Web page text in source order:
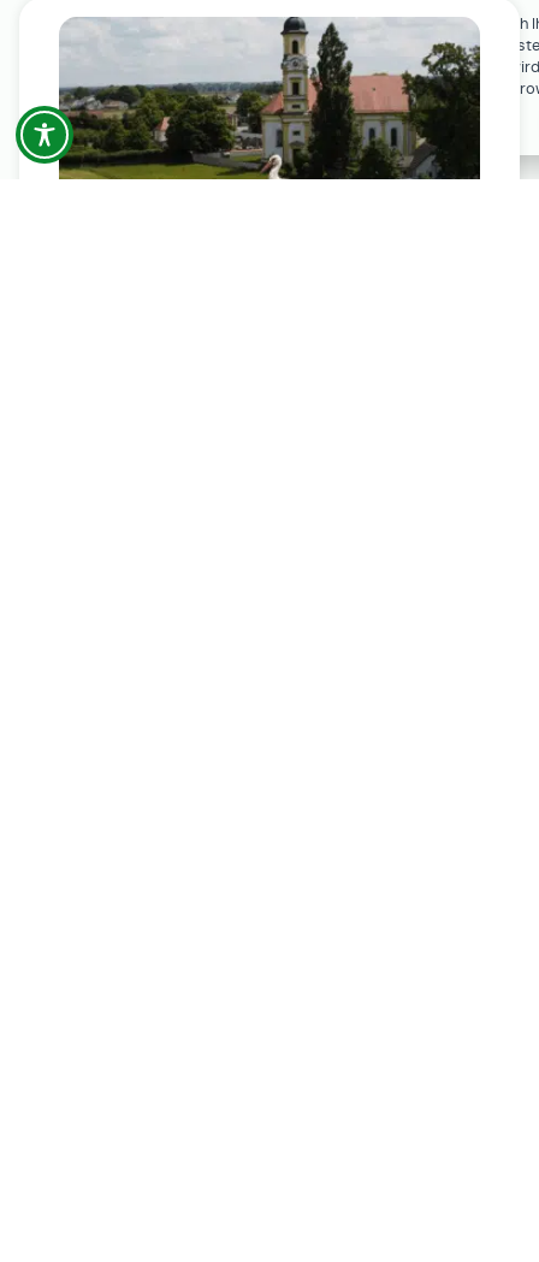
Der KI-Chatbot steht erst nach
Einwilligung in den Cookie-
Verfügung. Der Chat-Verlauf
ausschließlich lokal in Ihrem
gespeichert.